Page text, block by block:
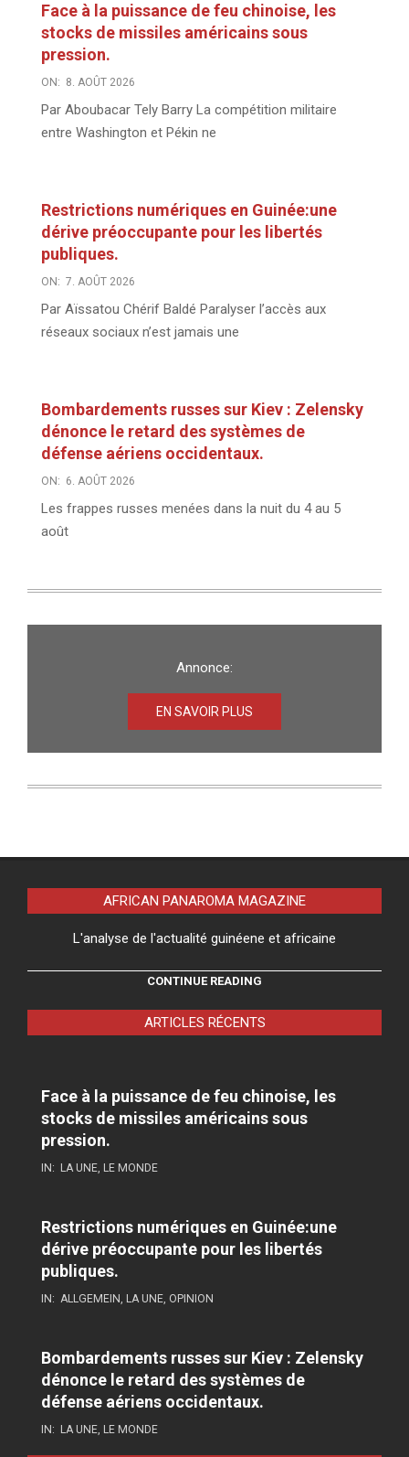
Face à la puissance de feu chinoise, les
stocks de missiles américains sous
pression.
ON: 8. AOÛT 2026
Par Aboubacar Tely Barry La compétition militaire
entre Washington et Pékin ne
Restrictions numériques en Guinée:une
dérive préoccupante pour les libertés
publiques.
ON: 7. AOÛT 2026
Par Aïssatou Chérif Baldé Paralyser l’accès aux
réseaux sociaux n’est jamais une
Bombardements russes sur Kiev : Zelensky
dénonce le retard des systèmes de
défense aériens occidentaux.
ON: 6. AOÛT 2026
Les frappes russes menées dans la nuit du 4 au 5
août
Annonce:
EN SAVOIR PLUS
AFRICAN PANAROMA MAGAZINE
L'analyse de l'actualité guinéene et africaine
CONTINUE READING
ARTICLES RÉCENTS
Face à la puissance de feu chinoise, les
stocks de missiles américains sous
pression.
IN: LA UNE LE MONDE
Restrictions numériques en Guinée:une
dérive préoccupante pour les libertés
publiques.
IN: ALLGEMEIN LA UNE OPINION
Bombardements russes sur Kiev : Zelensky
dénonce le retard des systèmes de
défense aériens occidentaux.
IN: LA UNE LE MONDE